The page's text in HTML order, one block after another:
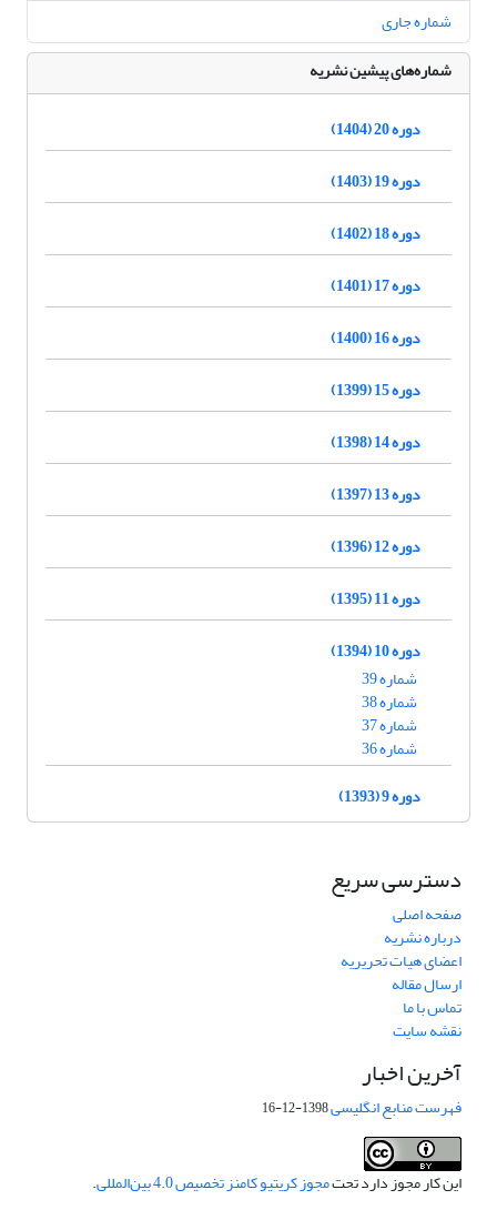
شماره جاری
شماره‌های پیشین نشریه
دوره 20 (1404)
دوره 19 (1403)
دوره 18 (1402)
دوره 17 (1401)
دوره 16 (1400)
دوره 15 (1399)
دوره 14 (1398)
دوره 13 (1397)
دوره 12 (1396)
دوره 11 (1395)
دوره 10 (1394)
شماره 39
شماره 38
شماره 37
شماره 36
دوره 9 (1393)
دسترسی سریع
صفحه اصلی
درباره نشریه
اعضای هیات تحریریه
ارسال مقاله
تماس با ما
نقشه سایت
آخرین اخبار
فهرست منابع انگلیسی1398-12-16
این کار مجوز دارد تحتمجوز کریتیو کامنز تخصیص 4.0 بین‌المللی .